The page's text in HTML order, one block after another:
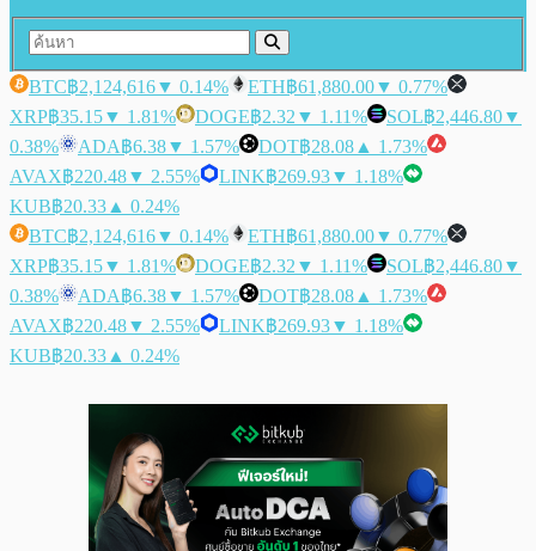
BTC฿2,124,616▼ 0.14% ETH฿61,880.00▼ 0.77%
XRP฿35.15▼ 1.81% DOGE฿2.32 ▼ 1.11% SOL฿2,446.80▼
0.38%
ADA฿6.38▼ 1.57% DOT฿28.08 ▲ 1.73%
AVAX฿220.48▼ 2.55% LINK฿269.93▼ 1.18%
KUB฿20.33 ▲ 0.24%
BTC฿2,124,616▼ 0.14% ETH฿61,880.00▼ 0.77%
XRP฿35.15▼ 1.81% DOGE฿2.32 ▼ 1.11% SOL฿2,446.80▼
0.38%
ADA฿6.38▼ 1.57% DOT฿28.08 ▲ 1.73%
AVAX฿220.48▼ 2.55% LINK฿269.93▼ 1.18%
KUB฿20.33 ▲ 0.24%